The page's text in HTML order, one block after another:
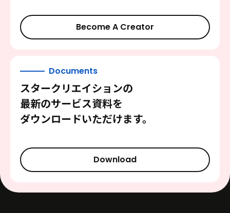
Become A Creator
Documents
スタークリエイションの
最新のサービス資料を
ダウンロードいただけます。
Download